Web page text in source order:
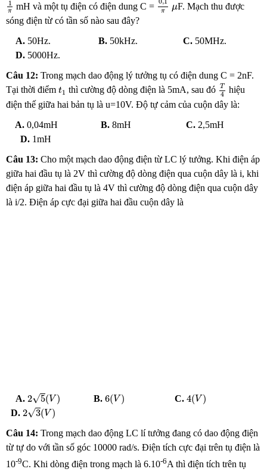
1
π mH và một tụ điện có điện dung C = π μ
μF. Mạch thu được
sóng điện từ có tần số nào sau đây?
A. 50Hz. B. 50kHz. C. 50MHz.
D. 5000Hz.
Câu 12: Trong mạch dao động lý tưởng tụ có điện dung C = 2nF.
Tại thời điểm t1
t1 thì cường độ dòng điện là 5mA, sau đó T
4
T4
hiệu
điện thế giữa hai bản tụ là u=10V. Độ tự cảm của cuộn dây là:
A. 0,04mH B. 8mH C. 2,5mH
D. 1mH
Câu 13: Cho một mạch dao động điện từ LC lý tưởng. Khi điện áp
giữa hai đầu tụ là 2V thì cường độ dòng điện qua cuộn dây là i, khi
điện áp giữa hai đầu tụ là 4V thì cường độ dòng điện qua cuộn dây
là i/2. Điện áp cực đại giữa hai đầu cuộn dây là
A. 2√5(V )
2 (V)
B.6(V )
6(V) C.4(V )
4(V)
D. 2√3(V )
2 (V)
Câu 14: Trong mạch dao động LC lí tưởng đang có dao động điện
từ tự do với tần số góc 10000 rad/s. Điện tích cực đại trên tụ điện là
10-9C. Khi dòng điện trong mạch là 6.10-6A thì điện tích trên tụ